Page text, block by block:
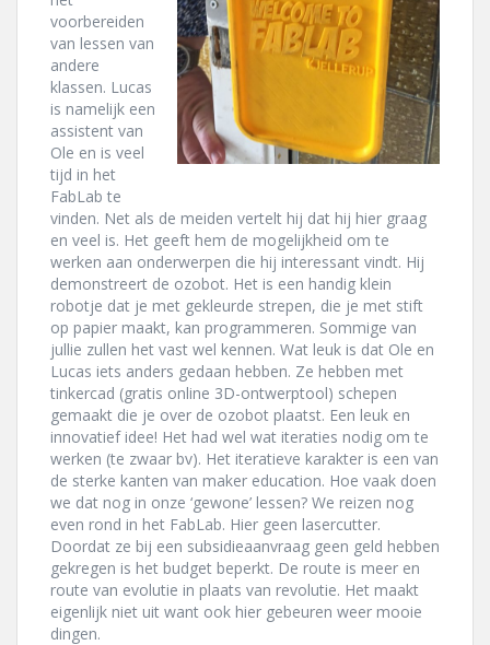
voorbereiden
van lessen van
andere
klassen. Lucas
is namelijk een
assistent van
Ole en is veel
tijd in het
FabLab te
vinden. Net als de meiden vertelt hij dat hij hier graag
en veel is. Het geeft hem de mogelijkheid om te
werken aan onderwerpen die hij interessant vindt. Hij
demonstreert de ozobot. Het is een handig klein
robotje dat je met gekleurde strepen, die je met stift
op papier maakt, kan programmeren. Sommige van
jullie zullen het vast wel kennen. Wat leuk is dat Ole en
Lucas iets anders gedaan hebben. Ze hebben met
tinkercad (gratis online 3D-ontwerptool) schepen
gemaakt die je over de ozobot plaatst. Een leuk en
innovatief idee! Het had wel wat iteraties nodig om te
werken (te zwaar bv). Het iteratieve karakter is een van
de sterke kanten van maker education. Hoe vaak doen
we dat nog in onze ‘gewone’ lessen? We reizen nog
even rond in het FabLab. Hier geen lasercutter.
Doordat ze bij een subsidieaanvraag geen geld hebben
gekregen is het budget beperkt. De route is meer en
route van evolutie in plaats van revolutie. Het maakt
eigenlijk niet uit want ook hier gebeuren weer mooie
dingen.